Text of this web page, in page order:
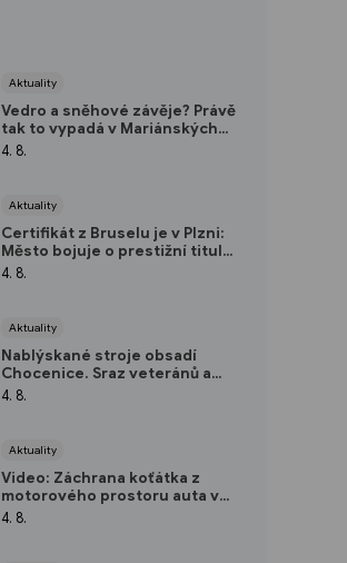
Aktuality
Vedro a sněhové závěje? Právě
tak to vypadá v Mariánských
Lázních
4. 8.
Aktuality
Certifikát z Bruselu je v Plzni:
Město bojuje o prestižní titul
Evropské hlavní město
4. 8.
Aktuality
Nablýskané stroje obsadí
Chocenice. Sraz veteránů a
youngtimerů nabídne soutěže i
4. 8.
Aktuality
Video: Záchrana koťátka z
motorového prostoru auta v
Plzni
4. 8.